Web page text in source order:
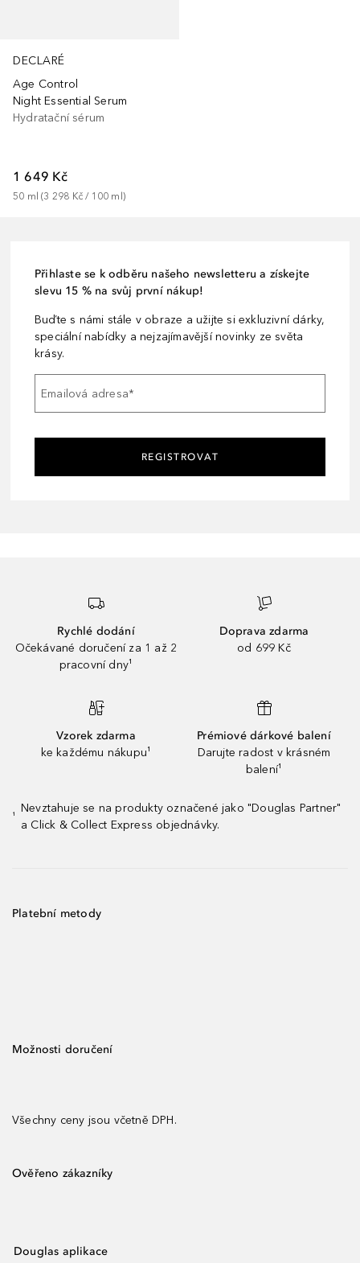
DECLARÉ
Age Control
Night Essential Serum
Hydratační sérum
1 649 Kč
50 ml (3 298 Kč / 100 ml )
Přihlaste se k odběru našeho newsletteru a získejte
slevu 15 % na svůj první nákup!
Buďte s námi stále v obraze a užijte si exkluzivní dárky,
speciální nabídky a nejzajímavější novinky ze světa
krásy.
Emailová adresa*
REGISTROVAT
Rychlé dodání
Očekávané doručení za 1 až 2
pracovní dny¹
Doprava zdarma
od 699 Kč
Vzorek zdarma
ke každému nákupu¹
Prémiové dárkové balení
Darujte radost v krásném
balení¹
¹
Nevztahuje se na produkty označené jako "Douglas Partner"
a Click & Collect Express objednávky.
Platební metody
Možnosti doručení
Všechny ceny jsou včetně DPH.
Ověřeno zákazníky
Douglas aplikace